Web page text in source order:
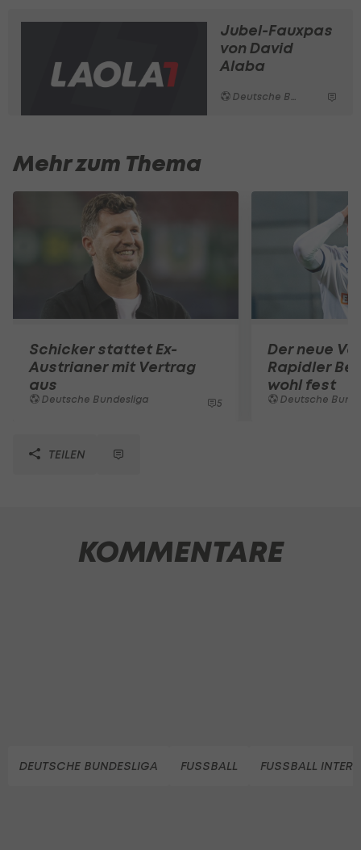
Jubel-Fauxpas
von David
Alaba
Deutsche Bundesliga
Mehr zum Thema
Schicker stattet Ex-
Austrianer mit Vertrag
aus
Deutsche Bundesliga 5
Der neue
Rapidler
wohl fest
Deutsche
TEILEN
KOMMENTARE
DEUTSCHE BUNDESLIGA FUSSBALL FUSSBALL